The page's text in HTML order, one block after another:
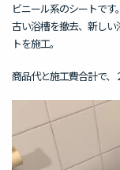
ビニール系のシートです。
古い浴槽を撤去、新し
トを施工。
商品代と施工費合計で、